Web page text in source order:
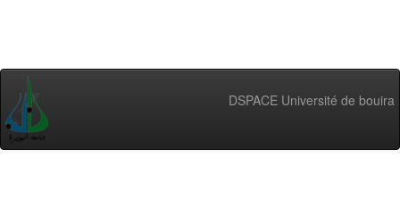
DSPACE Université de bouira